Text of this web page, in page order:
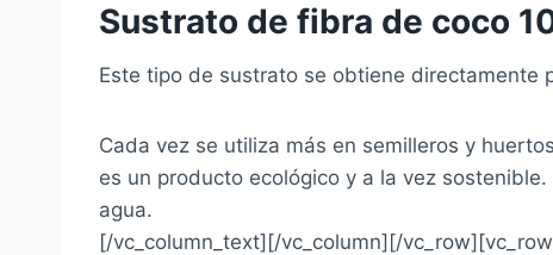
Sustrato de fibra de coco
Este tipo de sustrato se obtiene
Cada vez se utiliza más en semilleros y
es un producto ecológico y a la vez
agua.
[/vc_column_text][/vc_column][/